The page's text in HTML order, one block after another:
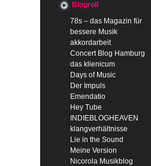
Blogroll
78s – das Magazin für
bessere Musik
akkordarbeit
Concert Blog Hamburg
das klienicum
Days of Music
Der Impuls
Emendatio
Hey Tube
INDIEBLOGHEAVEN
klangverhältnisse
Lie in the Sound
Meine Version
Nicorola Musikblog